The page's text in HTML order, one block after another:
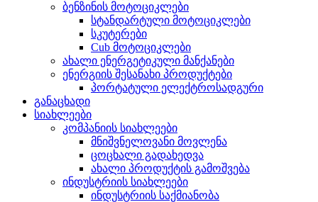
ბენზინის მოტოციკლები
სტანდარტული მოტოციკლები
სკუტერები
Cub მოტოციკლები
ახალი ენერგეტიკული მანქანები
ენერგიის შესანახი პროდუქტები
პორტატული ელექტროსადგური
განაცხადი
სიახლეები
კომპანიის სიახლეები
მნიშვნელოვანი მოვლენა
ცოცხალი გადახედვა
ახალი პროდუქტის გამოშვება
ინდუსტრიის სიახლეები
ინდუსტრიის საქმიანობა